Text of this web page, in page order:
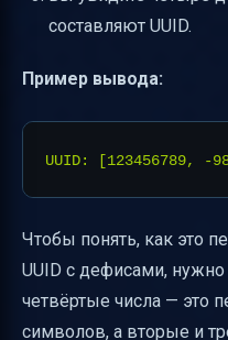
составляют UUID.
Пример вывода:
Чтобы понять, как это
UUID с дефисами,
четвёртые числа — это
символов, а вторые и